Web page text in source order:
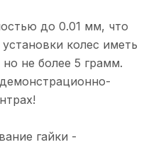
до 0.01 мм, что
колес иметь
не более 5 грамм.
гайки -